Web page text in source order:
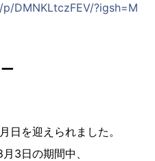
DMNKLtczFEV/?igsh=M
日を迎えられました。
3日の期間中、